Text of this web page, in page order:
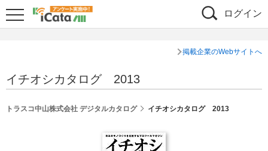
ログイン
掲載企業のWebサイトへ
イチオシカタログ 2013
トラスコ中山株式会社 デジタルカタログ イチオシカタログ 2013